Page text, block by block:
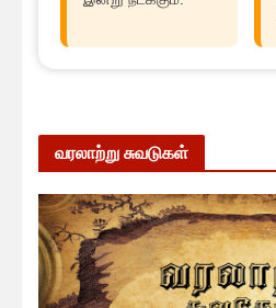
வரலாற்று சுவடுகள்